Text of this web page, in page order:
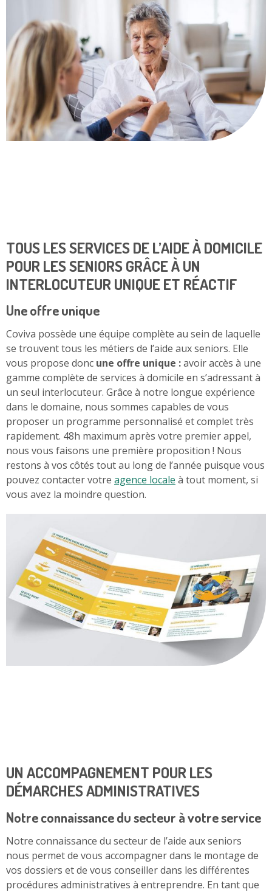
TOUS LES SERVICES DE L’AIDE À DOMICILE
POUR LES SENIORS GRÂCE À UN
INTERLOCUTEUR UNIQUE ET RÉACTIF
Une offre unique
Coviva possède une équipe complète au sein de laquelle
se trouvent tous les métiers de l’aide aux seniors. Elle
vous propose donc une offre unique :avoir accès à une
gamme complète de services à domicile en s’adressant à
un seul interlocuteur. Grâce à notre longue expérience
dans le domaine, nous sommes capables de vous
proposer un programme personnalisé et complet très
rapidement. 48h maximum après votre premier appel,
nous vous faisons une première proposition ! Nous
restons à vos côtés tout au long de l’année puisque vous
pouvez contacter votre agence locale à tout moment, si
vous avez la moindre question.
UN ACCOMPAGNEMENT POUR LES
DÉMARCHES ADMINISTRATIVES
Notre connaissance du secteur à votre service
Notre connaissance du secteur de l’aide aux seniors
nous permet de vous accompagner dans le montage de
vos dossiers et de vous conseiller dans les différentes
procédures administratives à entreprendre. En tant que